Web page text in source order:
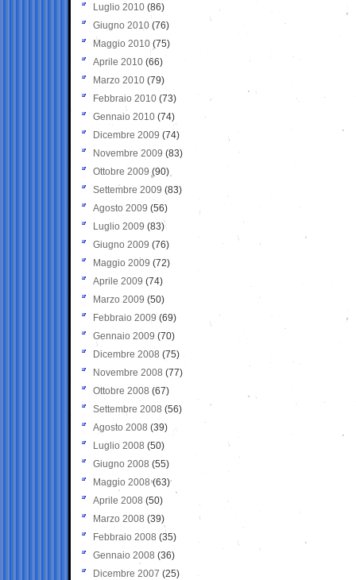
Luglio 2010 (86)
Giugno 2010 (76)
Maggio 2010 (75)
Aprile 2010 (66)
Marzo 2010 (79)
Febbraio 2010 (73)
Gennaio 2010 (74)
Dicembre 2009 (74)
Novembre 2009 (83)
Ottobre 2009 (90)
Settembre 2009 (83)
Agosto 2009 (56)
Luglio 2009 (83)
Giugno 2009 (76)
Maggio 2009 (72)
Aprile 2009 (74)
Marzo 2009 (50)
Febbraio 2009 (69)
Gennaio 2009 (70)
Dicembre 2008 (75)
Novembre 2008 (77)
Ottobre 2008 (67)
Settembre 2008 (56)
Agosto 2008 (39)
Luglio 2008 (50)
Giugno 2008 (55)
Maggio 2008(63)
Aprile 2008 (50)
Marzo 2008 (39)
Febbraio 2008 (35)
Gennaio 2008 (36)
Dicembre 2007 (25)